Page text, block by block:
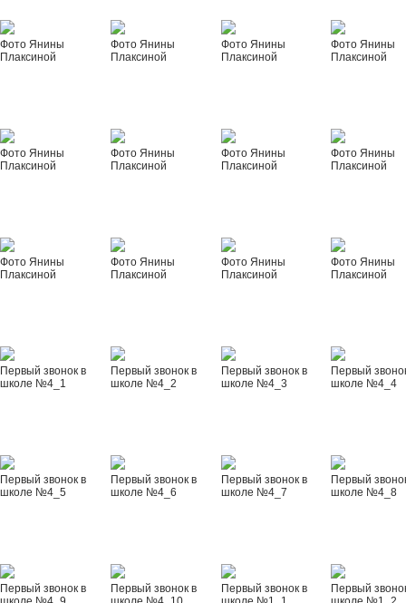
Фото Янины
Плаксиной
Фото Янины
Плаксиной
Фото Янины
Плаксиной
Фото Янины
Плаксиной
Фото Янины
Плаксиной
Фото Янины
Плаксиной
Фото Янины
Плаксиной
Фото Янины
Плаксиной
Фото Янины
Плаксиной
Фото Янины
Плаксиной
Фото Янины
Плаксиной
Фото Янины
Плаксиной
Первый звонок в
школе №4_1
Первый звонок в
школе №4_2
Первый звонок в
школе №4_3
Первый
школе №4_4
Первый звонок в
школе №4_5
Первый звонок в
школе №4_6
Первый звонок в
школе №4_7
Первый
школе №4_8
Первый звонок в
Первый звонок в
Первый звонок в
Первый